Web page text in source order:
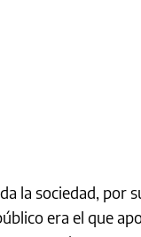
la sociedad, por
era el que